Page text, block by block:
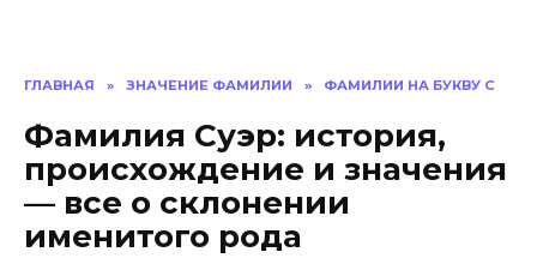
ГЛАВНАЯ » ЗНАЧЕНИЕ ФАМИЛИИ » ФАМИЛИИ НА БУКВУ С
Фамилия Суэр: история,
происхождение и значения
— все о склонении
именитого рода